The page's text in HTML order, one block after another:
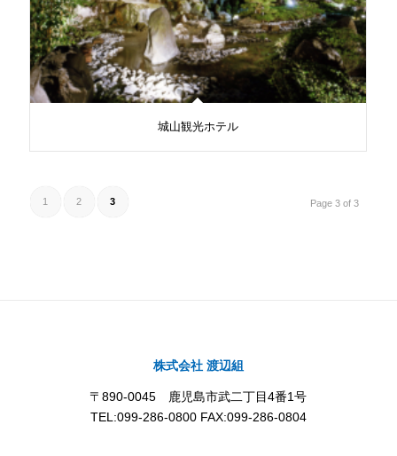
城山観光ホテル
Page 3 of 3
1 2 3
株式会社 渡辺組
〒890-0045 鹿児島市武二丁目4番1号
TEL:099-286-0800 FAX:099-286-0804